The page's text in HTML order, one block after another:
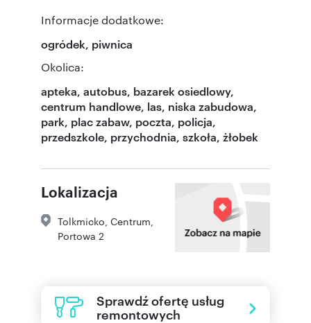
Informacje dodatkowe:
ogródek, piwnica
Okolica:
apteka, autobus, bazarek osiedlowy,
centrum handlowe, las, niska zabudowa,
park, plac zabaw, poczta, policja,
przedszkole, przychodnia, szkoła, żłobek
Lokalizacja
Tolkmicko Centrum
Portowa 2
Sprawdź ofertę usług
remontowych